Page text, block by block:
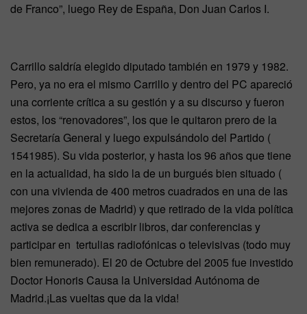
de Franco”, luego Rey de España, Don Juan Carlos I.
Carrillo saldría elegido diputado también en 1979 y 1982.
Pero, ya no era el mismo Carrillo y dentro del PC apareció
una corriente crítica a su gestión y a su discurso y fueron
estos, los “renovadores”, los que le quitaron prero de la
Secretaría General y luego expulsándolo del Partido (
1541985). Su vida posterior, y hasta los 96 años que tiene
en la actualidad, ha sido la de un burgués bien situado (
con una vivienda de 400 metros cuadrados en una de las
mejores zonas de Madrid) y que retirado de la vida política
activa se dedica a escribir libros, dar conferencias y
participar en tertulias radiofónicas o televisivas (todo muy
bien remunerado). El 20 de Octubre del 2005 fue investido
Doctor Honoris Causa la Universidad Autónoma de
Madrid.¡Las vueltas que da la vida!